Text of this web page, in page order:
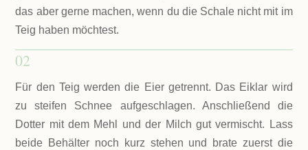
das aber gerne machen, wenn du die Schale nicht mit im
Teig haben möchtest.
02
Für den Teig werden die Eier getrennt. Das Eiklar wird
zu steifen Schnee aufgeschlagen. Anschließend die
Dotter mit dem Mehl und der Milch gut vermischt. Lass
beide Behälter noch kurz stehen und brate zuerst die